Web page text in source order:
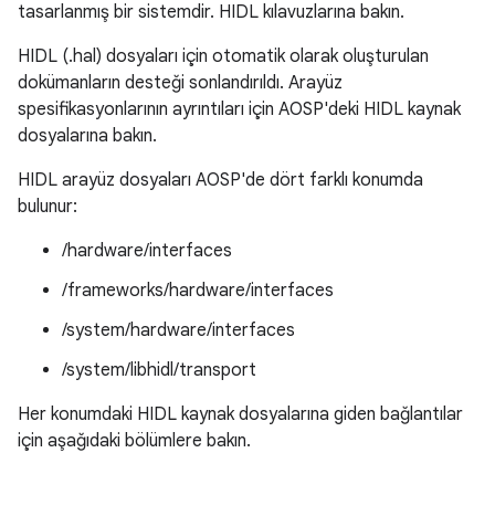
tasarlanmış bir sistemdir. HIDL kılavuzlarına bakın.
HIDL (.hal) dosyaları için otomatik olarak oluşturulan
dokümanların desteği sonlandırıldı. Arayüz
spesifikasyonlarının ayrıntıları için AOSP'deki HIDL kaynak
dosyalarına bakın.
HIDL arayüz dosyaları AOSP'de dört farklı konumda
bulunur:
/hardware/interfaces
/frameworks/hardware/interfaces
/system/hardware/interfaces
/system/libhidl/transport
Her konumdaki HIDL kaynak dosyalarına giden bağlantılar
için aşağıdaki bölümlere bakın.